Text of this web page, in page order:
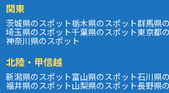
関東
茨城県のスポット栃木県のスポット群馬県
埼玉県のスポット千葉県のスポット東京都
神奈川県のスポット
北陸・甲信越
新潟県のスポット富山県のスポット石川県
福井県のスポット山梨県のスポット長野県